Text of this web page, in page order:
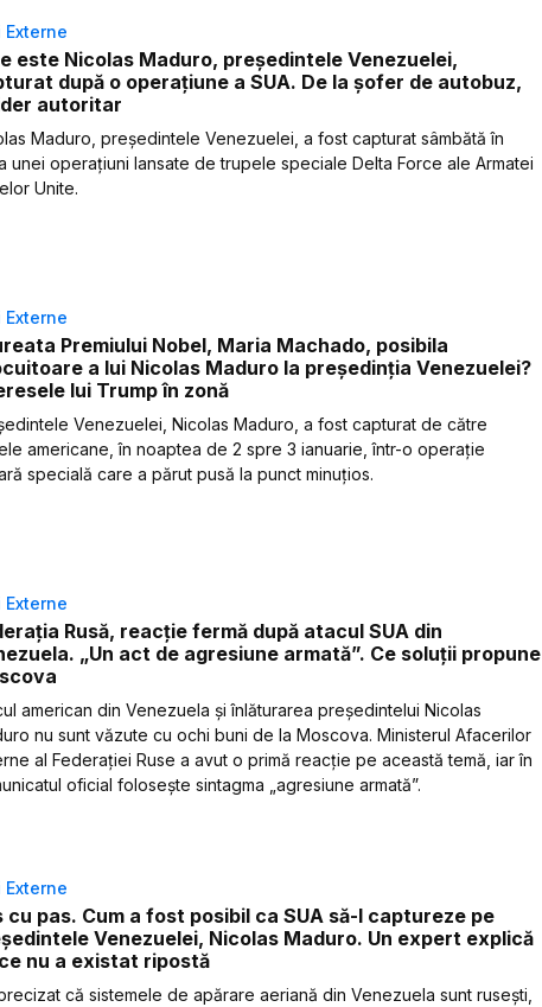
Externe
este Nicolas Maduro, președintele Venezuelei,
după o operațiune a SUA. De la șofer de autobuz,
autoritar
Maduro, președintele Venezuelei, a fost capturat sâmbătă în
unei operațiuni lansate de trupele speciale Delta Force ale Armatei
Unite.
Externe
Premiului Nobel, Maria Machado, posibila
a lui Nicolas Maduro la președinția Venezuelei?
lui Trump în zonă
Venezuelei, Nicolas Maduro, a fost capturat de către
americane, în noaptea de 2 spre 3 ianuarie, într-o operație
specială care a părut pusă la punct minuțios.
Externe
Rusă, reacție fermă după atacul SUA din
„Un act de agresiune armată”. Ce soluții propune
american din Venezuela și înlăturarea președintelui Nicolas
nu sunt văzute cu ochi buni de la Moscova. Ministerul Afacerilor
al Federației Ruse a avut o primă reacție pe această temă, iar în
oficial folosește sintagma „agresiune armată”.
Externe
cu pas. Cum a fost posibil ca SUA să-l captureze pe
Venezuelei, Nicolas Maduro. Un expert explică
nu a existat ripostă
că sistemele de apărare aeriană din Venezuela sunt rusești,